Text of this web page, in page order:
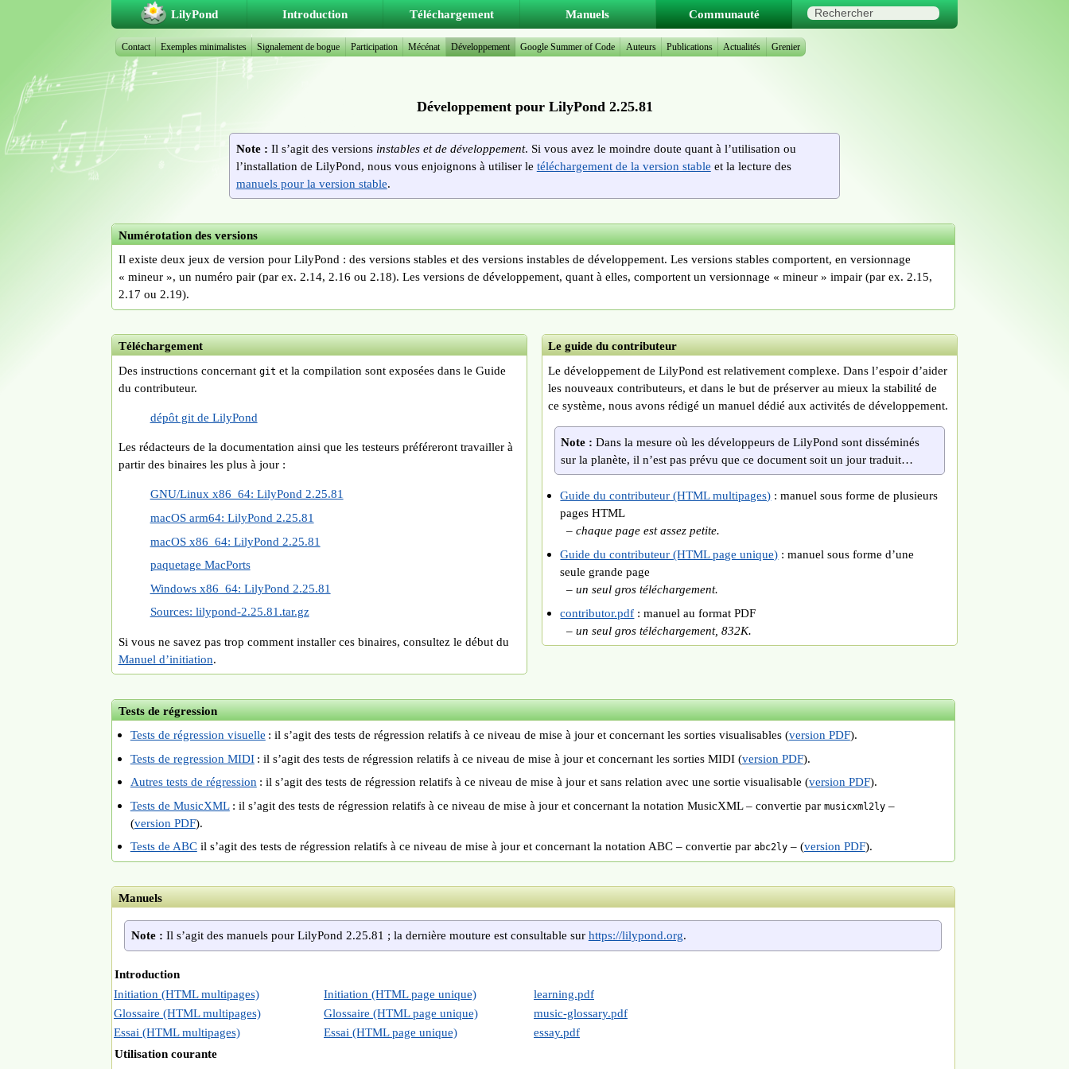
Développement pour LilyPond 2.25.81
Note : Il s’agit des versions instables et de développement. Si vous avez le moindre doute quant à l’utilisation ou
l’installation de LilyPond, nous vous enjoignons à utiliser le téléchargement de la version stable et la lecture des
manuels pour la version stable.
Numérotation des versions
Il existe deux jeux de version pour LilyPond : des versions stables et des versions instables de développement. Les versions stables comportent, en versionnage
« mineur », un numéro pair (par ex. 2.14, 2.16 ou 2.18). Les versions de développement, quant à elles, comportent un versionnage « mineur » impair (par ex. 2.15,
2.17 ou 2.19).
Téléchargement
Des instructions concernant git et la compilation sont exposées dans le Guide
du contributeur.
dépôt git de LilyPond
Les rédacteurs de la documentation ainsi que les testeurs préféreront travailler à
partir des binaires les plus à jour :
GNU/Linux x86_64: LilyPond 2.25.81
macOS arm64: LilyPond 2.25.81
macOS x86_64: LilyPond 2.25.81
paquetage MacPorts
Windows x86_64: LilyPond 2.25.81
Sources: lilypond-2.25.81.tar.gz
Si vous ne savez pas trop comment installer ces binaires, consultez le début du
Manuel d’initiation.
Le guide du contributeur
Le développement de LilyPond est relativement complexe. Dans l’espoir d’aider
les nouveaux contributeurs, et dans le but de préserver au mieux la stabilité de
ce système, nous avons rédigé un manuel dédié aux activités de développement.
Note : Dans la mesure où les développeurs de LilyPond sont disséminés
sur la planète, il n’est pas prévu que ce document soit un jour traduit…
Guide du contributeur (HTML multipages) : manuel sous forme de plusieurs
pages HTML
– chaque page est assez petite.
Guide du contributeur (HTML page unique) : manuel sous forme d’une
seule grande page
– un seul gros téléchargement.
contributor.pdf : manuel au format PDF
– un seul gros téléchargement, 832K.
Tests de régression
Tests de régression visuelle : il s’agit des tests de régression relatifs à ce niveau de mise à jour et concernant les sorties visualisables (version PDF).
Tests de regression MIDI: il s’agit des tests de régression relatifs à ce niveau de mise à jour et concernant les sorties MIDI (version PDF).
Autres tests de régression : il s’agit des tests de régression relatifs à ce niveau de mise à jour et sans relation avec une sortie visualisable (version PDF).
Tests de MusicXML: il s’agit des tests de régression relatifs à ce niveau de mise à jour et concernant la notation MusicXML – convertie par musicxml2ly–
(version PDF).
Tests de ABCil s’agit des tests de régression relatifs à ce niveau de mise à jour et concernant la notation ABC – convertie par abc2ly– (version PDF).
Manuels
Note : Il s’agit des manuels pour LilyPond 2.25.81 ; la dernière mouture est consultable sur https://lilypond.org.
Introduction
Initiation (HTML multipages)
Initiation (HTML page unique)
learning.pdf
Glossaire (HTML multipages)
Glossaire (HTML page unique)
music-glossary.pdf
Essai (HTML multipages)
Essai (HTML page unique)
essay.pdf
Utilisation courante
LilyPond Introduction Téléchargement Manuels Communauté
Contact Exemples minimalistes Signalement de bogue Participation Mécénat Développement Google Summer of Code Auteurs Publications Actualités Grenier